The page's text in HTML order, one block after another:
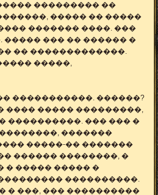
��������� ��
����� �� �����
������� ����. ���
��� �� ������ �
�� �������������.
�����,
�����������. ������?
���� ����� ���������,
����������. ��� ��� �
�������
�����-�� �������
������ ��������, �
� ����� ����� �
����������.
� ���, ��� ����������